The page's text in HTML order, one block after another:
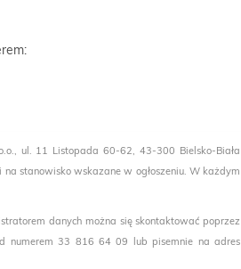
ul. 11 Listopada 60-62, 43-300 Bielsko-Biała
stanowisko wskazane w ogłoszeniu. W każdym
danych można się skontaktować poprzez
numerem 33 816 64 09 lub pisemnie na adres